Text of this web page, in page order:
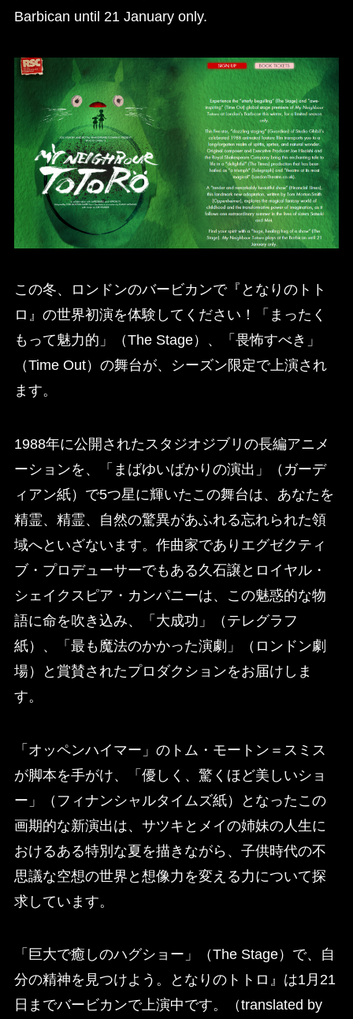
Barbican until 21 January only.
この冬、ロンドンのバービカンで『となりのトト
ロ』の世界初演を体験してください！「まったく
もって魅力的」（The Stage）、「畏怖すべき」
（Time Out）の舞台が、シーズン限定で上演され
ます。
1988年に公開されたスタジオジブリの長編アニメ
ーションを、「まばゆいばかりの演出」（ガーデ
ィアン紙）で5つ星に輝いたこの舞台は、あなたを
精霊、精霊、自然の驚異があふれる忘れられた領
域へといざないます。作曲家でありエグゼクティ
ブ・プロデューサーでもある久石譲とロイヤル・
シェイクスピア・カンパニーは、この魅惑的な物
語に命を吹き込み、「大成功」（テレグラフ
紙）、「最も魔法のかかった演劇」（ロンドン劇
場）と賞賛されたプロダクションをお届けしま
す。
「オッペンハイマー」のトム・モートン＝スミス
が脚本を手がけ、「優しく、驚くほど美しいショ
ー」（フィナンシャルタイムズ紙）となったこの
画期的な新演出は、サツキとメイの姉妹の人生に
おけるある特別な夏を描きながら、子供時代の不
思議な空想の世界と想像力を変える力について探
求しています。
「巨大で癒しのハグショー」（The Stage）で、自
分の精神を見つけよう。となりのトトロ』は1月21
日までバービカンで上演中です。（translated by